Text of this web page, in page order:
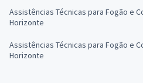
Assistências Técnicas para Fogão e
Horizonte
Assistências Técnicas para Fogão e
Horizonte